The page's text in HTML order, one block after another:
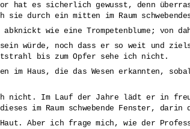
hat es sicherlich gewusst, denn
durch ein mitten im Raum
abknickt wie eine Trompetenblume; von
würde, noch dass er so weit und
bis zum Opfer sehe ich nicht.
im Haus, die das Wesen erkannten,
Im Lauf der Jahre lädt er in
im Raum schwebende Fenster,
Aber ich frage mich, wie der